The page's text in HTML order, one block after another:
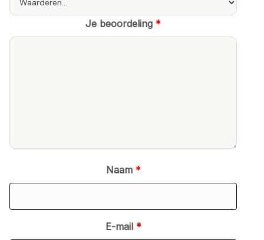
Je beoordeling *
Naam *
E-mail *